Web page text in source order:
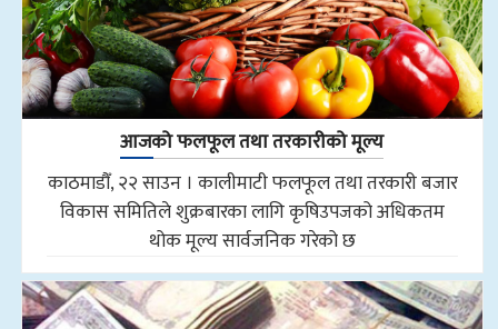
आजको फलफूल तथा तरकारीको मूल्य
काठमाडौँ, २२ साउन । कालीमाटी फलफूल तथा तरकारी बजार
विकास समितिले शुक्रबारका लागि कृषिउपजको अधिकतम
थोक मूल्य सार्वजनिक गरेको छ